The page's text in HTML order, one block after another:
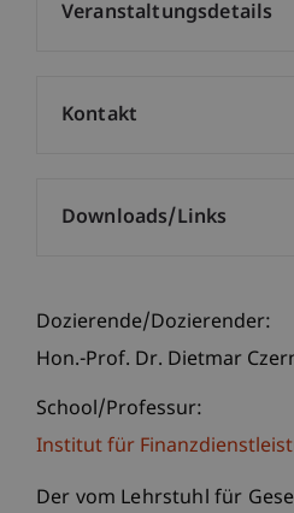
Dozierende/Dozierender:
Hon.-Prof. Dr. Dietmar
School/Professur:
Institut für
Der vom Lehrstuhl für
Veranstaltungsdetails
Kontakt
Downloads/Links